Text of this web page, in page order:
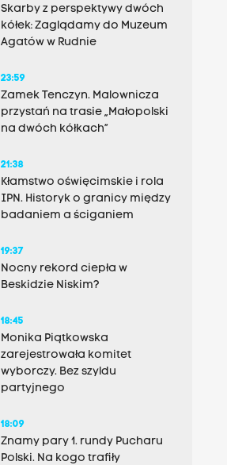
Skarby z perspektywy dwóch
kółek: Zaglądamy do Muzeum
Agatów w Rudnie
23:59
Zamek Tenczyn. Malownicza
przystań na trasie „Małopolski
na dwóch kółkach”
21:38
Kłamstwo oświęcimskie i rola
IPN. Historyk o granicy między
badaniem a ściganiem
19:37
Nocny rekord ciepła w
Beskidzie Niskim?
18:45
Monika Piątkowska
zarejestrowała komitet
wyborczy. Bez szyldu
partyjnego
18:09
Znamy pary 1. rundy Pucharu
Polski. Na kogo trafiły